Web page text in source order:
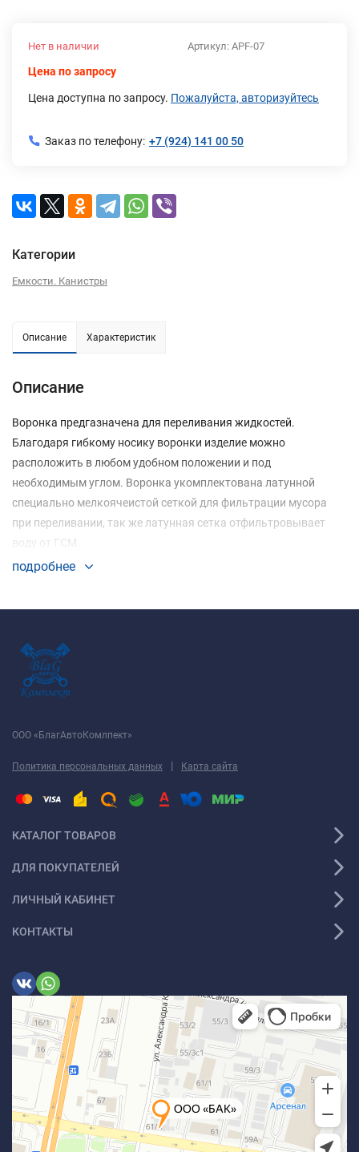
Артикул: APF-07
Нет в наличии
Цена по запросу
Цена доступна по запросу. Пожалуйста, авторизуйтесь
Заказ по телефону: +7 (924) 141 00 50
Категории
Емкости. Канистры
Описание Характеристик
Описание
Воронка предгазначена для переливания жидкостей.
Благодаря гибкому носику воронки изделие можно
расположить в любом удобном положении и под
необходимым углом. Воронка укомплектована латунной
специально мелкоячеистой сеткой для фильтрации мусора
при переливании, так же латунная сетка отфильтровывает
воду от ГСМ.
подробнее
ООО «БлагАвтоКомлпект»
Политика персональных данных | Карта сайта
КАТАЛОГ ТОВАРОВ
ДЛЯ ПОКУПАТЕЛЕЙ
ЛИЧНЫЙ КАБИНЕТ
КОНТАКТЫ